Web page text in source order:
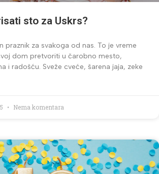
sto za Uskrs?
praznik za svakoga od nas. To je vreme
dom pretvoriti u čarobno mesto,
i radošću. Sveže cveće, šarena jaja, zeke
Nema komentara